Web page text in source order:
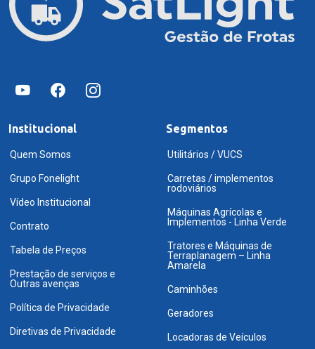
Institucional
Quem Somos
Grupo Fonelight
Vídeo Institucional
Contrato
Tabela de Preços
Prestação de serviços e
Outras avenças
Política de Privacidade
Diretivas de Privacidade
Segmentos
Utilitários / VUCS
Carretas / implementos
rodoviários
Máquinas Agrícolas e
Implementos - Linha Verde
Tratores e Máquinas de
Terraplanagem – Linha
Amarela
Caminhões
Geradores
Locadoras de Veículos